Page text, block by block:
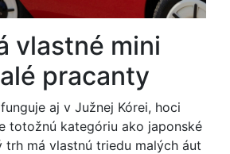
vlastné mini
pracanty
aj v Južnej Kórei, hoci
totožnú kategóriu ako japonské
trh má vlastnú triedu malých áut